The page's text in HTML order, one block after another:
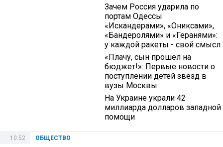
Зачем Россия ударила по
портам Одессы
«Искандерами», «Ониксами»,
«Бандеролями» и «Геранями»:
у каждой ракеты - свой смысл
«Плачу, сын прошел на
бюджет!»: Первые новости о
поступлении детей звезд в
вузы Москвы
На Украине украли 42
миллиарда долларов западной
помощи
ОБЩЕСТВО
10:52